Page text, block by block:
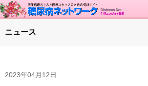
談話室BBS
ニュース
2023年04月12日